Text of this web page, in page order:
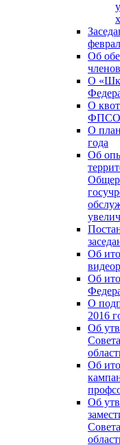
Об
О
О
ФПСО,
О
года
Об
Об
Об
О
2016
Об
Об
Об